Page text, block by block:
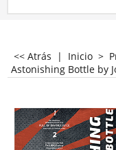
<< Atrás | Inicio >
Astonishing Bottle by